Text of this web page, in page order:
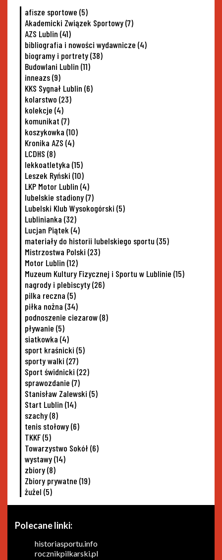
afisze sportowe (5)
Akademicki Związek Sportowy(7)
AZS Lublin (41)
bibliografia i nowości wydawnicze (4)
biogramy i portrety(38)
Budowlani Lublin (11)
inneazs(9)
KKS Sygnał Lublin (6)
kolarstwo (23)
kolekcje (4)
komunikat (7)
koszykowka (10)
Kronika AZS (4)
LCDHS (8)
lekkoatletyka (15)
Leszek Ryński (10)
LKP Motor Lublin (4)
lubelskie stadiony(7)
Lubelski Klub Wysokogórski (5)
Lublinianka (32)
Lucjan Piątek (4)
materiały do historii lubelskiego sportu (35)
Mistrzostwa Polski (23)
Motor Lublin (12)
Muzeum Kultury Fizycznej i Sportu w Lublinie (15)
nagrody i plebiscyty(26)
pilka reczna (5)
piłka nożna (34)
podnoszenie ciezarow(8)
pływanie (5)
siatkowka (4)
sport kraśnicki (5)
sporty walki (27)
Sport świdnicki (22)
sprawozdanie (7)
Stanisław Zalewski (5)
Start Lublin (14)
szachy(8)
tenis stołowy(6)
TKKF(5)
Towarzystwo Sokół(6)
wystawy(14)
zbiory(8)
Zbiory prywatne (19)
żużel (5)
Polecane linki:
historiasportu.info
rocznikpilkarski.pl